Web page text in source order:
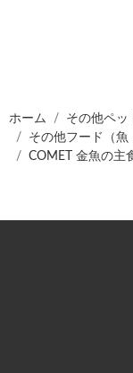
ホーム
その他ペッ
その他フード（魚
COMET 金魚の主